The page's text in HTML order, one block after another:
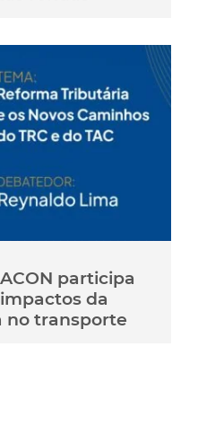
participa
da
no transporte